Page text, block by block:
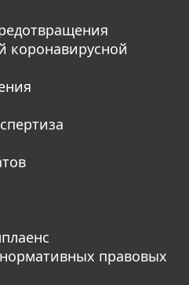
коронавирусной
правовых